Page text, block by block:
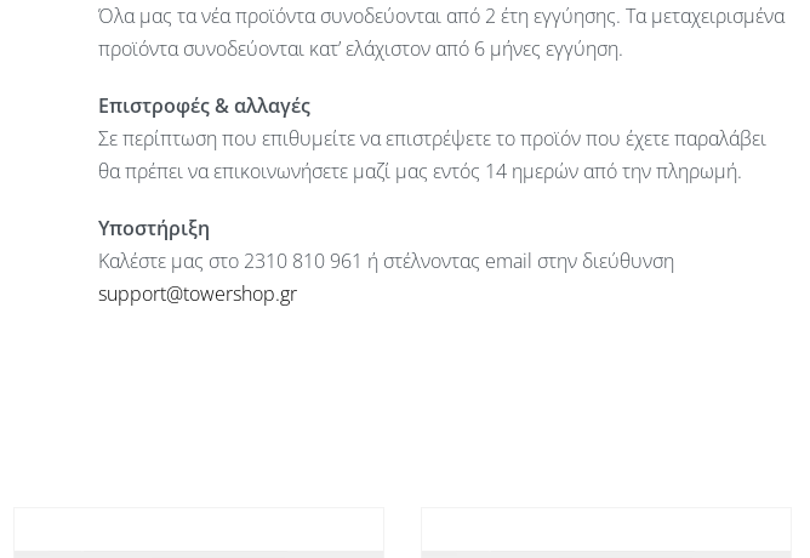
Όλα μας τα νέα προϊόντα συνοδεύονται από 2 έτη εγγύησης. Τα μεταχειρισμένα
προϊόντα συνοδεύονται κατ’ ελάχιστον από 6 μήνες εγγύηση.
Επιστροφές & αλλαγές
Σε περίπτωση που επιθυμείτε να επιστρέψετε το προϊόν που έχετε παραλάβει
θα πρέπει να επικοινωνήσετε μαζί μας εντός 14 ημερών από την πληρωμή.
Υποστήριξη
Καλέστε μας στο 2310 810 961 ή στέλνοντας email στην διεύθυνση
support@towershop.gr